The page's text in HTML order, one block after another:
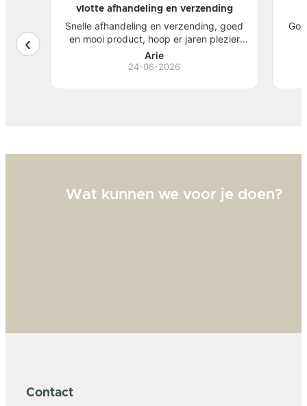
mooi
vlotte afhandeling en verzending
Snelle afhandeling en verzending, goed
en mooi product, hoop er jaren plezier
van te hebben.
Arie
24-06-2026
Wat kunnen we voor je doen?
Contact